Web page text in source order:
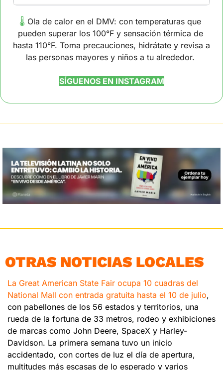
🌡️ Ola de calor en el DMV: con temperaturas que
pueden superar los 100°F y sensación térmica de
hasta 110°F. Toma precauciones, hidrátate y revisa a
las personas mayores y niños a tu alrededor.
SÍGUENOS EN INSTAGRAM
OTRAS NOTICIAS LOCALES
La Great American State Fair ocupa 10 cuadras del
National Mall con entrada gratuita hasta el 10 de julio,
con pabellones de los 56 estados y territorios, una
rueda de la fortuna de 33 metros, rodeo y exhibiciones
de marcas como John Deere, SpaceX y Harley-
Davidson. La primera semana tuvo un inicio
accidentado, con cortes de luz el día de apertura,
multitudes más escasas de lo esperado y varios